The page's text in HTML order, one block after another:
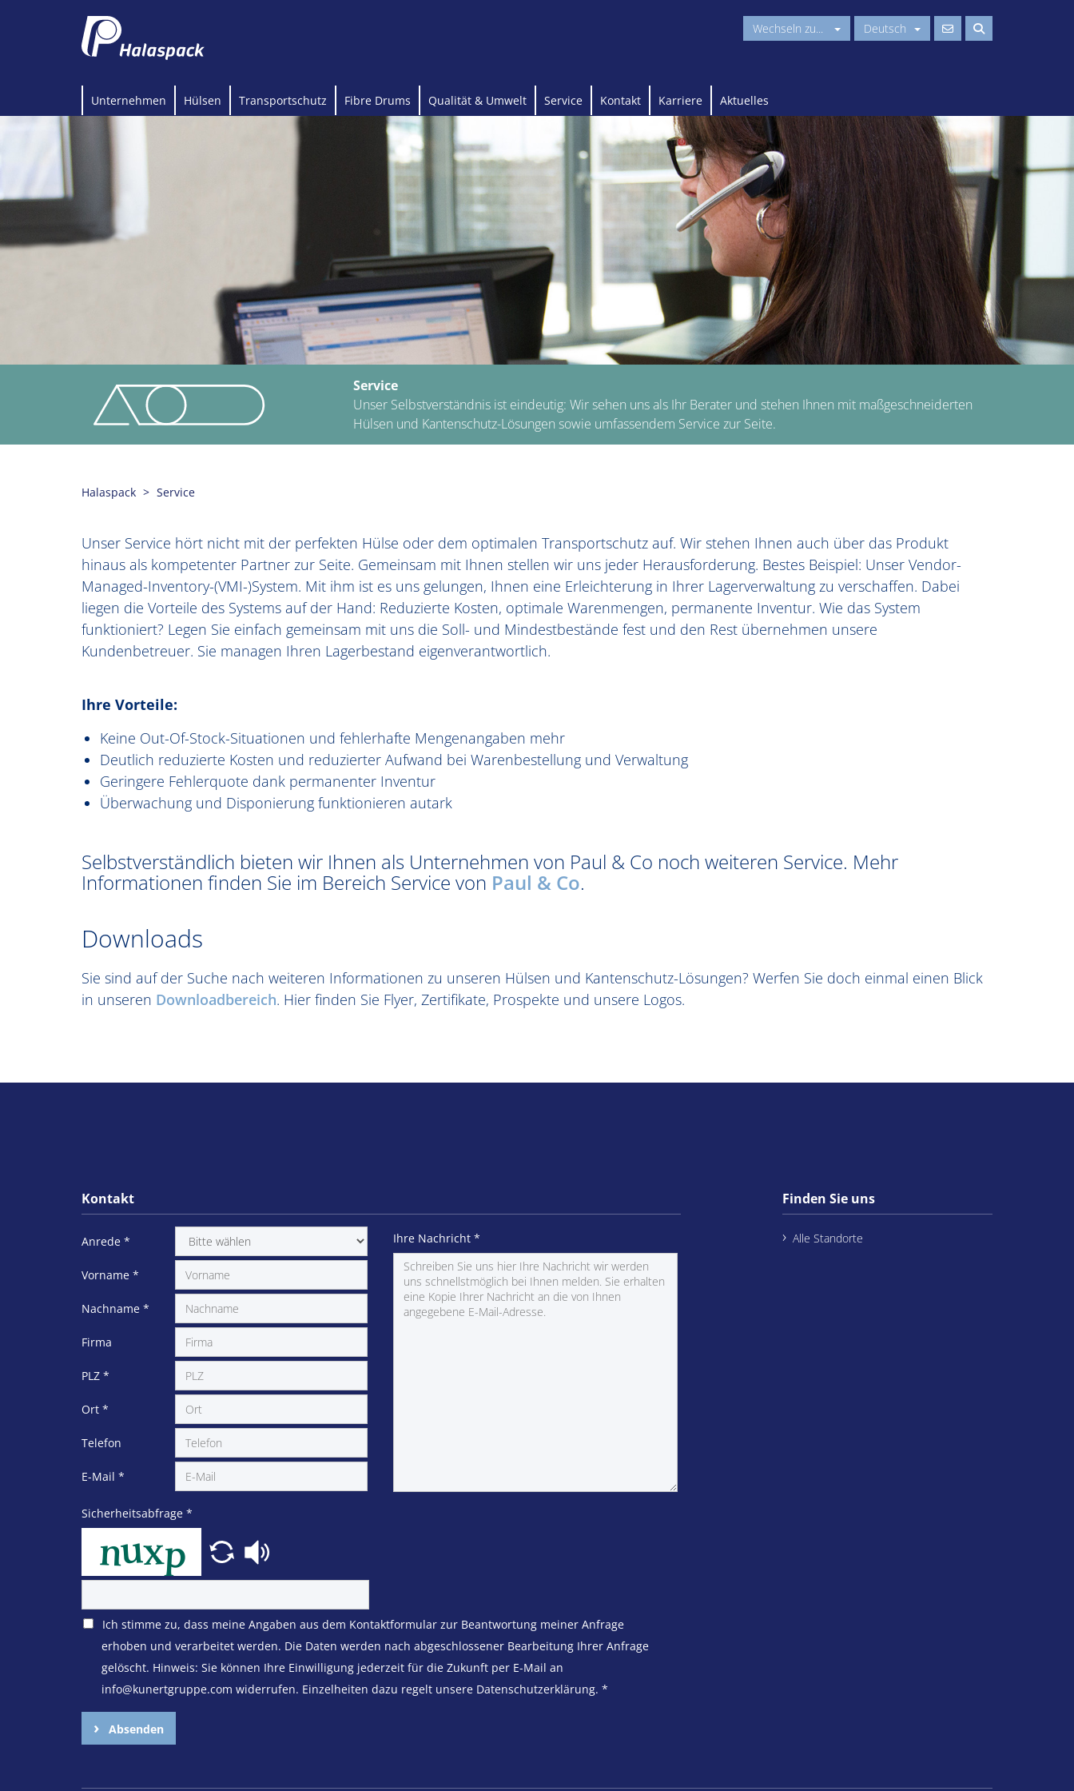
Wechseln zu... Deutsch
Unternehmen Hülsen Transportschutz Fibre Drums Qualität & Umwelt Service Kontakt Karriere Aktuelles
Service
Unser Selbstverständnis ist eindeutig: Wir sehen uns als Ihr Berater und stehen Ihnen mit maßgeschneiderten
Hülsen und Kantenschutz-Lösungen sowie umfassendem Service zur Seite.
Halaspack Service
Unser Service hört nicht mit der perfekten Hülse oder dem optimalen Transportschutz auf. Wir stehen Ihnen auch über das Produkt
hinaus als kompetenter Partner zur Seite. Gemeinsam mit Ihnen stellen wir uns jeder Herausforderung. Bestes Beispiel: Unser Vendor-
Managed-Inventory-(VMI-)System. Mit ihm ist es uns gelungen, Ihnen eine Erleichterung in Ihrer Lagerverwaltung zu verschaffen. Dabei
liegen die Vorteile des Systems auf der Hand: Reduzierte Kosten, optimale Warenmengen, permanente Inventur. Wie das System
funktioniert? Legen Sie einfach gemeinsam mit uns die Soll- und Mindestbestände fest und den Rest übernehmen unsere
Kundenbetreuer. Sie managen Ihren Lagerbestand eigenverantwortlich.
Ihre Vorteile:
Keine Out-Of-Stock-Situationen und fehlerhafte Mengenangaben mehr
Deutlich reduzierte Kosten und reduzierter Aufwand bei Warenbestellung und Verwaltung
Geringere Fehlerquote dank permanenter Inventur
Überwachung und Disponierung funktionieren autark
Selbstverständlich bieten wir Ihnen als Unternehmen von Paul & Co noch weiteren Service. Mehr
Informationen finden Sie im Bereich Service von Paul & Co.
Downloads
Sie sind auf der Suche nach weiteren Informationen zu unseren Hülsen und Kantenschutz-Lösungen? Werfen Sie doch einmal einen Blick
in unseren Downloadbereich. Hier finden Sie Flyer, Zertifikate, Prospekte und unsere Logos.
Kontakt
Anrede *
Vorname *
Nachname *
Firma
PLZ *
Ort *
Telefon
E-Mail *
Ihre Nachricht *
Sicherheitsabfrage *
Ich stimme zu, dass meine Angaben aus dem Kontaktformular zur Beantwortung meiner Anfrage
erhoben und verarbeitet werden. Die Daten werden nach abgeschlossener Bearbeitung Ihrer Anfrage
gelöscht. Hinweis: Sie können Ihre Einwilligung jederzeit für die Zukunft per E-Mail an
info@kunertgruppe.com widerrufen. Einzelheiten dazu regelt unsere Datenschutzerklärung. *
Absenden
Finden Sie uns
Alle Standorte